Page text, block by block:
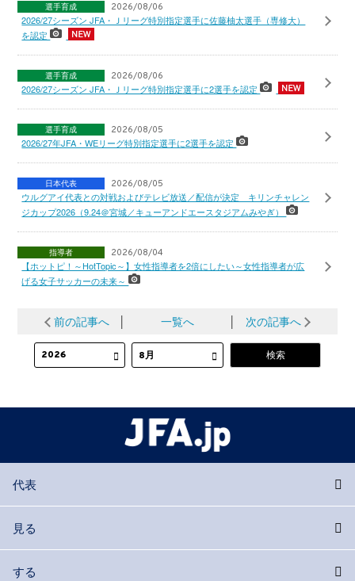
選手育成 2026/08/06
2026/27シーズン JFA・Ｊリーグ特別指定選手に佐藤柚太選手（専修大）
を認定
選手育成 2026/08/06
2026/27シーズン JFA・Ｊリーグ特別指定選手に2選手を認定
選手育成 2026/08/05
2026/27年JFA・WEリーグ特別指定選手に2選手を認定
日本代表 2026/08/05
ウルグアイ代表との対戦およびテレビ放送／配信が決定 キリンチャレン
ジカップ2026（9.24＠宮城／キューアンドエースタジアムみやぎ）
指導者 2026/08/04
【ホットピ！～HotTopic～】女性指導者を2倍にしたい～女性指導者が広
げる女子サッカーの未来～
前の記事へ 一覧へ 次の記事へ
代表
見る
する